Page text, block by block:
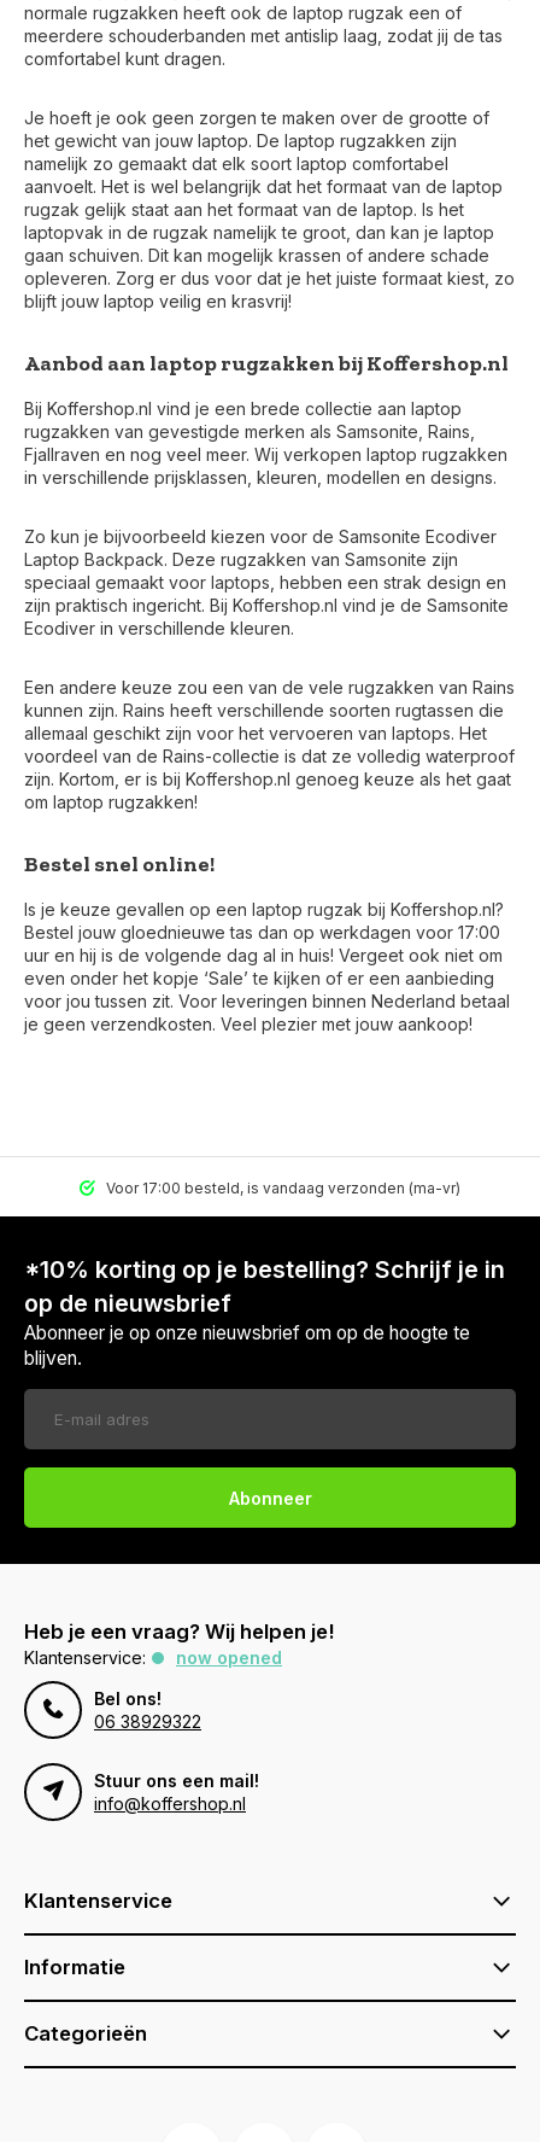
normale rugzakken heeft ook de laptop rugzak een of
meerdere schouderbanden met antislip laag, zodat jij de tas
comfortabel kunt dragen.
Je hoeft je ook geen zorgen te maken over de grootte of
het gewicht van jouw laptop. De laptop rugzakken zijn
namelijk zo gemaakt dat elk soort laptop comfortabel
aanvoelt. Het is wel belangrijk dat het formaat van de laptop
rugzak gelijk staat aan het formaat van de laptop. Is het
laptopvak in de rugzak namelijk te groot, dan kan je laptop
gaan schuiven. Dit kan mogelijk krassen of andere schade
opleveren. Zorg er dus voor dat je het juiste formaat kiest, zo
blijft jouw laptop veilig en krasvrij!
Aanbod aan laptop rugzakken bij Koffershop.nl
Bij Koffershop.nl vind je een brede collectie aan laptop
rugzakken van gevestigde merken als Samsonite, Rains,
Fjallraven en nog veel meer. Wij verkopen laptop rugzakken
in verschillende prijsklassen, kleuren, modellen en designs.
Zo kun je bijvoorbeeld kiezen voor de Samsonite Ecodiver
Laptop Backpack. Deze rugzakken van Samsonite zijn
speciaal gemaakt voor laptops, hebben een strak design en
zijn praktisch ingericht. Bij Koffershop.nl vind je de Samsonite
Ecodiver in verschillende kleuren.
Een andere keuze zou een van de vele rugzakken van Rains
kunnen zijn. Rains heeft verschillende soorten rugtassen die
allemaal geschikt zijn voor het vervoeren van laptops. Het
voordeel van de Rains-collectie is dat ze volledig waterproof
zijn. Kortom, er is bij Koffershop.nl genoeg keuze als het gaat
om laptop rugzakken!
Bestel snel online!
Is je keuze gevallen op een laptop rugzak bij Koffershop.nl?
Bestel jouw gloednieuwe tas dan op werkdagen voor 17:00
uur en hij is de volgende dag al in huis! Vergeet ook niet om
even onder het kopje ‘Sale’ te kijken of er een aanbieding
voor jou tussen zit. Voor leveringen binnen Nederland betaal
je geen verzendkosten. Veel plezier met jouw aankoop!
Voor 17:00 besteld, is vandaag verzonden (ma-vr)
*10% korting op je bestelling? Schrijf je in
op de nieuwsbrief
Abonneer je op onze nieuwsbrief om op de hoogte te
blijven.
Abonneer
Heb je een vraag? Wij helpen je!
Klantenservice:
now opened
Bel ons!
06 38929322
Stuur ons een mail!
info@koffershop.nl
Klantenservice
Informatie
Categorieën